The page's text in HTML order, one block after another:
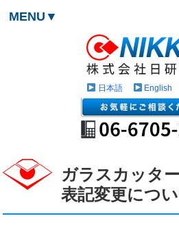
MENU▼
日本語 English
ガラスカッタ
表記変更につ